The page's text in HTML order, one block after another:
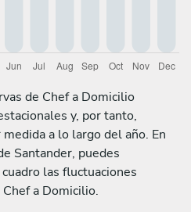
de Chef a Domicilio
y, por tanto,
a lo largo del año. En
Santander, puedes
las fluctuaciones
a Domicilio.